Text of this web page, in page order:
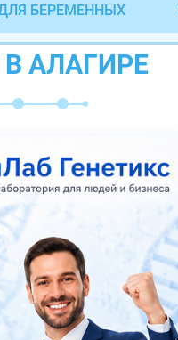
БЕРЕМЕННЫХ
АЛАГИРЕ